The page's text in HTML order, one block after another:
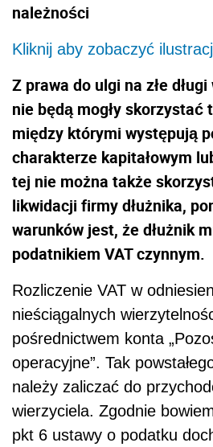
należności
Kliknij aby zobaczyć
Z prawa do ulgi na złe
nie będą mogły skorzystać
między którymi występują
charakterze kapitałowym
tej nie można także
likwidacji firmy dłużnika,
warunków jest, że dłużnik
podatnikiem VAT czynnym.
Rozliczenie VAT w
nieściągalnych
pośrednictwem konta
operacyjne”. Tak
należy zaliczać do
wierzyciela. Zgodnie
pkt 6 ustawy o podatku